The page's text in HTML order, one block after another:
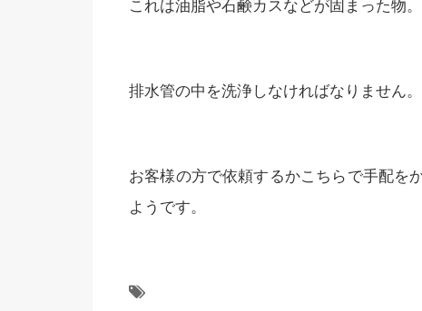
これは油脂や石鹸カスなどが固まった物。
排水管の中を洗浄しなければなりません。
お客様の方で依頼するかこちらで手配を
ようです。